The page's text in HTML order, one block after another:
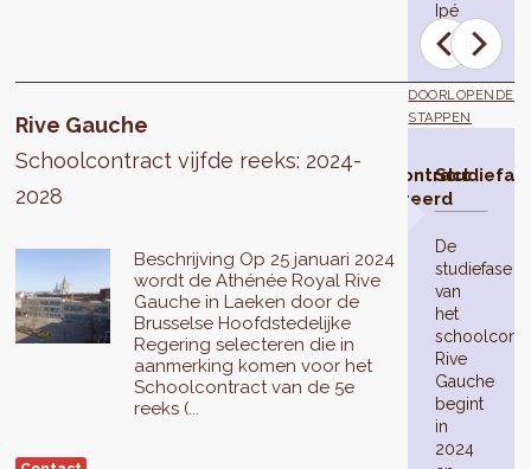
Ipé
Rive Gauche
Schoolcontract vijfde reeks: 2024-
2028
Beschrijving Op 25 januari 2024
wordt de Athénée Royal Rive
Gauche in Laeken door de
Brusselse Hoofdstedelijke
Regering selecteren die in
aanmerking komen voor het
Schoolcontract van de 5e
reeks (...
DOORLOPENDE
STAPPEN
Schoolcontract
geselecteerd
Op
25
januari
2024
wordt
de
De
studiefase
van
het
Rive
Gauche
begint
in
2024